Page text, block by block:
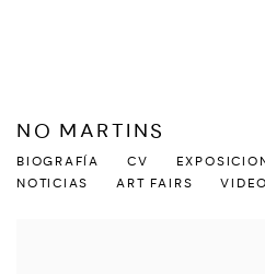
NO MARTINS
BIOGRAFÍA CV
NOTICIAS
ART FAIRS VIDEO